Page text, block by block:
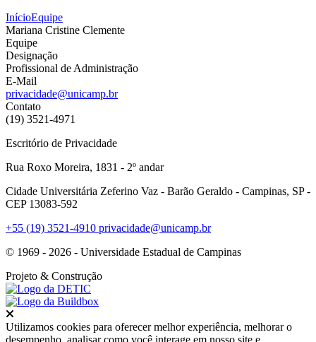
InícioEquipe
Mariana Cristine Clemente
Equipe
Designação
Profissional de Administração
E-Mail
privacidade@unicamp.br
Contato
(19) 3521-4971
Escritório de Privacidade
Rua Roxo Moreira, 1831 - 2º andar
Cidade Universitária Zeferino Vaz - Barão Geraldo - Campinas, SP -
CEP 13083-592
+55 (19) 3521-4910 privacidade@unicamp.br
© 1969 - 2026 - Universidade Estadual de Campinas
Projeto & Construção
Utilizamos cookies para oferecer melhor experiência, melhorar o
desempenho, analisar como você interage em nosso site e